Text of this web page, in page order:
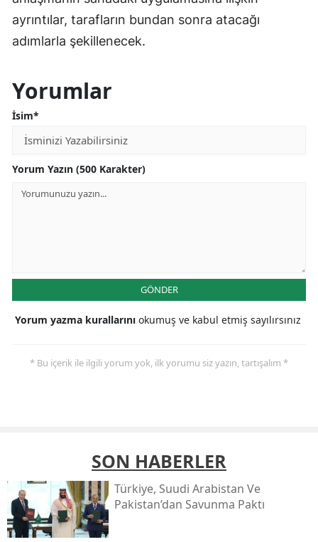
ayrıntılar, tarafların bundan sonra atacağı
adımlarla şekillenecek.
Yorumlar
İsim*
Yorum Yazın (500 Karakter)
GÖNDER
Yorum yazma kurallarını okumuş ve kabul etmiş sayılırsınız
* Bu içerik ile ilgili yorum yok, ilk yorumu siz yazın, tartışalım *
SON HABERLER
Türkiye, Suudi Arabistan Ve
Pakistan’dan Savunma Paktı